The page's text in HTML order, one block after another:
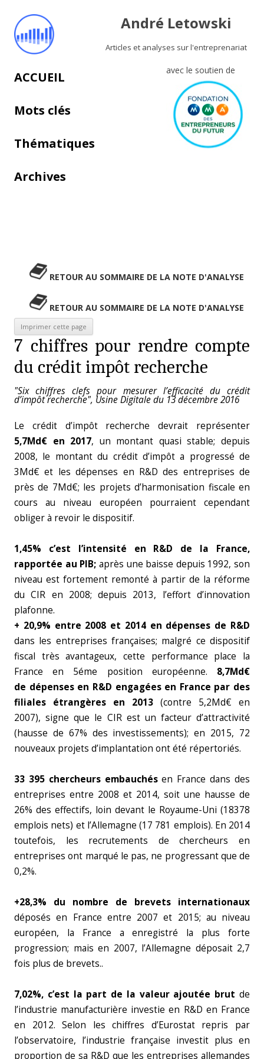
André Letowski
Articles et analyses sur l'entreprenariat
avec le soutien de
Aller au contenu principal
ACCUEIL
Mots clés
Thématiques
Archives
RETOUR AU SOMMAIRE DE LA NOTE D'ANALYSE
RETOUR AU SOMMAIRE DE LA NOTE D'ANALYSE
7 chiffres pour rendre compte
du crédit impôt recherche
"Six chiffres clefs pour mesurer l’efficacité du crédit
d’impôt recherche", Usine Digitale du 13 décembre 2016
Le crédit d’impôt recherche devrait représenter
5,7Md€ en 2017, un montant quasi stable; depuis
2008, le montant du crédit d’impôt a progressé de
3Md€ et les dépenses en R&D des entreprises de
près de 7Md€; les projets d’harmonisation fiscale en
cours au niveau européen pourraient cependant
obliger à revoir le dispositif.
1,45% c’est l’intensité en R&D de la France,
rapportée au PIB; après une baisse depuis 1992, son
niveau est fortement remonté à partir de la réforme
du CIR en 2008; depuis 2013, l’effort d’innovation
plafonne.
+ 20,9% entre 2008 et 2014 en dépenses de R&D
dans les entreprises françaises; malgré ce dispositif
fiscal très avantageux, cette performance place la
France en 5éme position européenne. 8,7Md€
de dépenses en R&D engagées en France par des
filiales étrangères en 2013 (contre 5,2Md€ en
2007), signe que le CIR est un facteur d’attractivité
(hausse de 67% des investissements); en 2015, 72
nouveaux projets d’implantation ont été répertoriés.
33 395 chercheurs embauchésen France dans des
entreprises entre 2008 et 2014, soit une hausse de
26% des effectifs, loin devant le Royaume-Uni (18378
emplois nets) et l’Allemagne (17 781 emplois). En 2014
toutefois, les recrutements de chercheurs en
entreprises ont marqué le pas, ne progressant que de
0,2%.
+28,3% du nombre de brevets internationaux
déposés en France entre 2007 et 2015; au niveau
européen, la France a enregistré la plus forte
progression; mais en 2007, l’Allemagne déposait 2,7
fois plus de brevets..
7,02%, c’est la part de la valeur ajoutée brut de
l’industrie manufacturière investie en R&D en France
en 2012. Selon les chiffres d’Eurostat repris par
l’observatoire, l’industrie française investit plus en
proportion de sa R&D que les entreprises allemandes